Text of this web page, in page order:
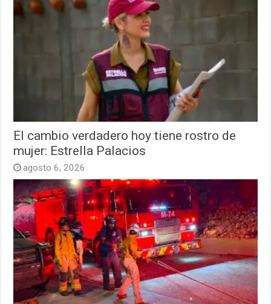
El cambio verdadero hoy tiene rostro de
mujer: Estrella Palacios
agosto 6, 2026